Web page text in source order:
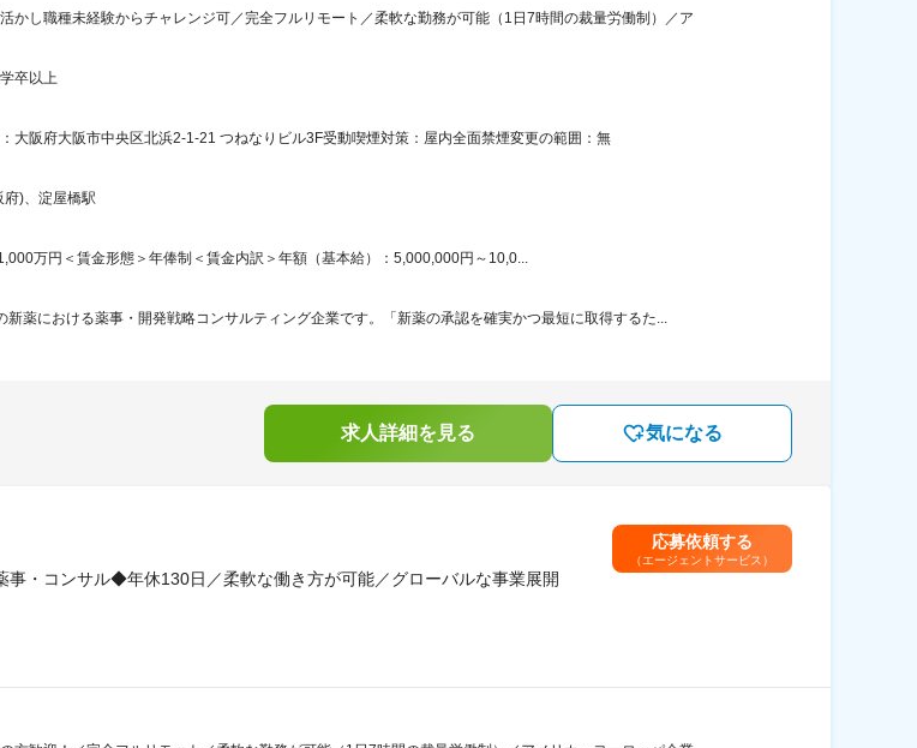
し職種未経験からチャレンジ可／完全フルリモート／柔軟な勤務が可能（1日7時間の裁量労働制）／ア
卒以上
大阪府大阪市中央区北浜2-1-21 つねなりビル3F受動喫煙対策：屋内全面禁煙変更の範囲：無
)、淀屋橋駅
万円＜賃金形態＞年俸制＜賃金内訳＞年額（基本給）：5,000,000円～10,0...
新薬における薬事・開発戦略コンサルティング企業です。「新薬の承認を確実かつ最短に取得するた...
求人詳細を見る 気になる
事・コンサル◆年休130日／柔軟な働き方が可能／グローバルな事業展開
応募依頼する
（エージェントサービス）